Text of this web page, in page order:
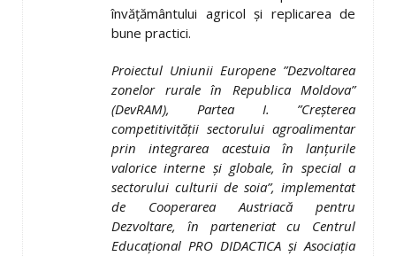
învăţământului agricol şi replicarea de
bune practici.
Proiectul Uniunii Europene ”Dezvoltarea
zonelor rurale în Republica Moldova”
(DevRAM), Partea I. ”Creşterea
competitivităţii sectorului agroalimentar
prin integrarea acestuia în lanţurile
valorice interne şi globale, în special a
sectorului culturii de soia”, implementat
de Cooperarea Austriacă pentru
Dezvoltare, în parteneriat cu Centrul
Educaţional PRO DIDACTICA şi Asociaţia